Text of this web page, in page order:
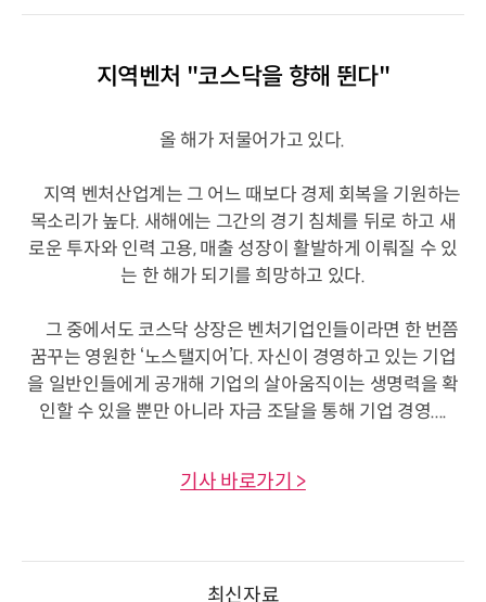
지역벤처 "코스닥을 향해 뛴다"
올 해가 저물어가고 있다.
지역 벤처산업계는 그 어느 때보다 경제 회복을 기원하는
목소리가 높다. 새해에는 그간의 경기 침체를 뒤로 하고 새
로운 투자와 인력 고용, 매출 성장이 활발하게 이뤄질 수 있
는 한 해가 되기를 희망하고 있다.
그 중에서도 코스닥 상장은 벤처기업인들이라면 한 번쯤
꿈꾸는 영원한 ‘노스탤지어’다. 자신이 경영하고 있는 기업
을 일반인들에게 공개해 기업의 살아움직이는 생명력을 확
인할 수 있을 뿐만 아니라 자금 조달을 통해 기업 경영....
기사 바로가기 >
최신자료